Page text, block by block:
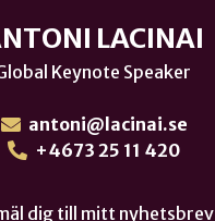
LACINAI
Keynote Speaker
antoni@lacinai.se
+4673 25 11 420
dig till mitt nyhetsbrev